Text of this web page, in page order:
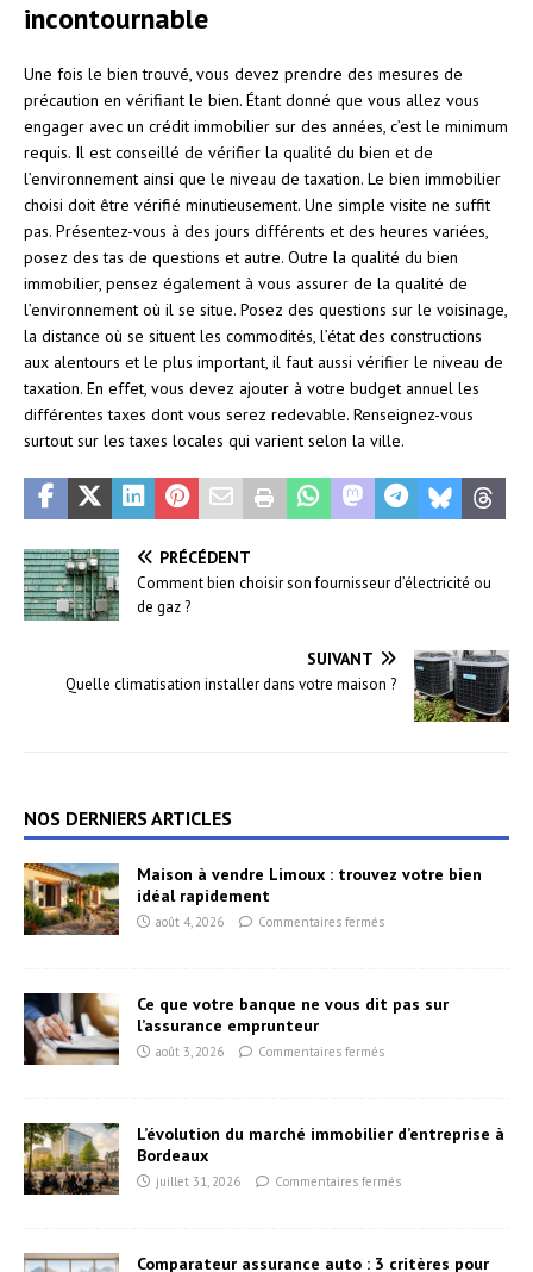
incontournable
Une fois le bien trouvé, vous devez prendre des mesures de
précaution en vérifiant le bien. Étant donné que vous allez vous
engager avec un crédit immobilier sur des années, c’est le minimum
requis. Il est conseillé de vérifier la qualité du bien et de
l’environnement ainsi que le niveau de taxation. Le bien immobilier
choisi doit être vérifié minutieusement. Une simple visite ne suffit
pas. Présentez-vous à des jours différents et des heures variées,
posez des tas de questions et autre. Outre la qualité du bien
immobilier, pensez également à vous assurer de la qualité de
l’environnement où il se situe. Posez des questions sur le voisinage,
la distance où se situent les commodités, l’état des constructions
aux alentours et le plus important, il faut aussi vérifier le niveau de
taxation. En effet, vous devez ajouter à votre budget annuel les
différentes taxes dont vous serez redevable. Renseignez-vous
surtout sur les taxes locales qui varient selon la ville.
PRÉCÉDENT
Comment bien choisir son fournisseur d’électricité ou
de gaz ?
SUIVANT
Quelle climatisation installer dans votre maison ?
NOS DERNIERS ARTICLES
Maison à vendre Limoux : trouvez votre bien
idéal rapidement
août 4, 2026 Commentaires fermés
Ce que votre banque ne vous dit pas sur
l’assurance emprunteur
août 3, 2026 Commentaires fermés
L’évolution du marché immobilier d’entreprise à
Bordeaux
juillet 31, 2026 Commentaires fermés
Comparateur assurance auto : 3 critères pour